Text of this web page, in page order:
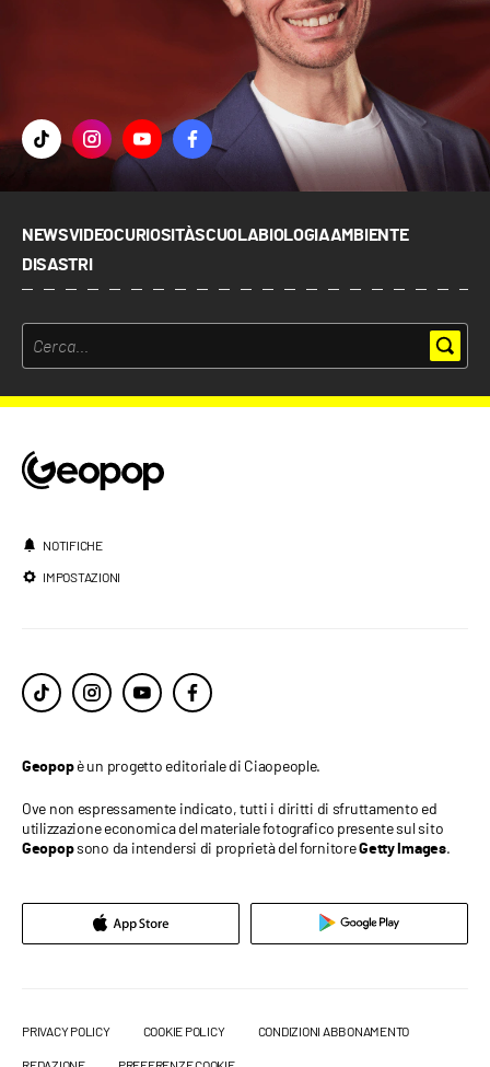
NEWSVIDEOCURIOSITÀSCUOLABIOLOGIAAMBIENTE
DISASTRI
NOTIFICHE
IMPOSTAZIONI
Geopopè un progetto editoriale di Ciaopeople.
Ove non espressamente indicato, tutti i diritti di sfruttamento ed
utilizzazione economica del materiale fotografico presente sul sito
Geopopsono da intendersi di proprietà del fornitoreGetty Images.
PRIVACY POLICY COOKIE POLICY CONDIZIONI ABBONAMENTO